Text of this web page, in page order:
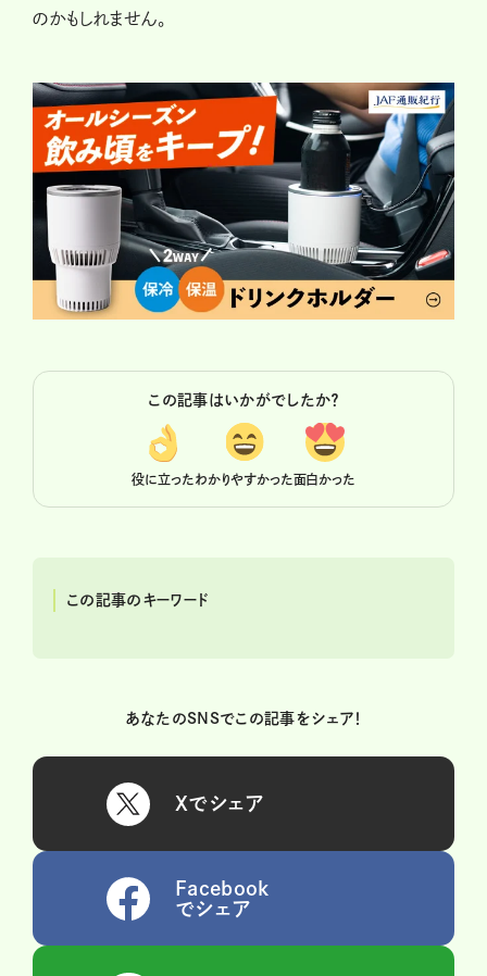
のかもしれません。
この記事はいかがでしたか？
役に立ったわかりやすかった面白かった
この記事のキーワード
あなたのSNSでこの記事をシェア！
Xでシェア
Facebook
でシェア